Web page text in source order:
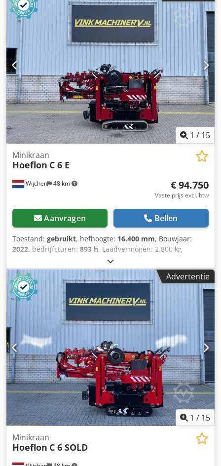
Leveringsvoorwaarden: EXW Neem contact op met Vink
Machinery voor meer informatie. Djdpsx Hv Rrsfx Aqisck
Hoeflon C6 * Bouwjaar: 2018 * 406 bedrijfsuren *
Dieselmotor (Yanmar), 230 Volt aandrijving * Volledige
uitrusting * Werkhoogte: 16,4 m * Horizontaal bereik: 14,4
m * Hefvermogen: 3.150 kg * Nettogewicht: 2.800 kg *
Afstandsbediening * Kniehefsteunen * Documentatie
aanwezig
1 / 15
Wijchen 48 km
Minikraan
Hoeflon C 6 E
€ 94.750
Vaste prijs excl. btw
Aanvragen Bellen
Toestand: gebruikt, hefhoogte: 16.400 mm, Bouwjaar:
2022, bedrijfsturen: 893 h, Laadvermogen: 2.800 kg
Capaciteit hijsmast: 3.150 kg Afmetingen laadruimte: 315 x
75 x 195 cm Haakhoogte bovenkant mast: 1640 cm
Leveringsvoorwaarden: EXW Dcsdpozmziwefx Aqijk
Productieland: NL Neem contact op met Vink Machinery
voor meer informatie. = Verdere opties en accessoires = -
Onderwaterpompen = Opmerkingen = Hoeflon C6e *
Bouwjaar 2022 * 893 draaiuren * Lithium-aandrijving *
Afstandsbediening * Werkhoogte: 16,4 m * Horizontaal
bereik: 14,4 m * Hefcapaciteit: 3.150 kg * Uitgerust met
knikarmen * Eigen gewicht: 2.800 kg
Advertentie
1 / 15
Minikraan
Hoeflon C 6 SOLD